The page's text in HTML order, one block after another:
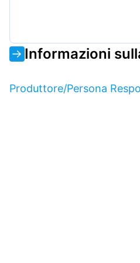
Informazioni
Produttore/Persona